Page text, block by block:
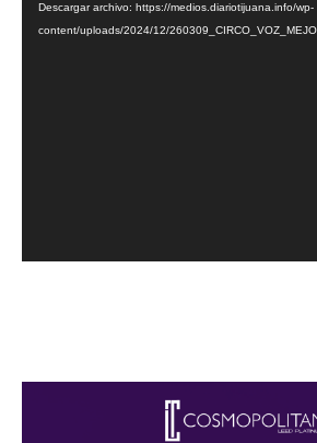
Descargar archivo: https://medios.diariotijuana.info/wp-
content/uploads/2024/12/